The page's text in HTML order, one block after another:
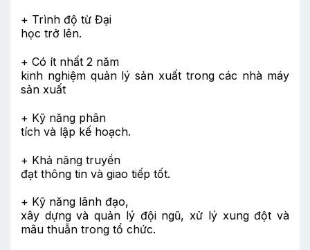
+ Trình độ từ Đại
học trở lên.
+ Có ít nhất 2 năm
kinh nghiệm quản lý sản xuất trong các nhà máy
sản xuất
+ Kỹ năng phân
tích và lập kế hoạch.
+ Khả năng truyền
đạt thông tin và giao tiếp tốt.
+ Kỹ năng lãnh đạo,
xây dựng và quản lý đội ngũ, xử lý xung đột và
mâu thuẫn trong tổ chức.